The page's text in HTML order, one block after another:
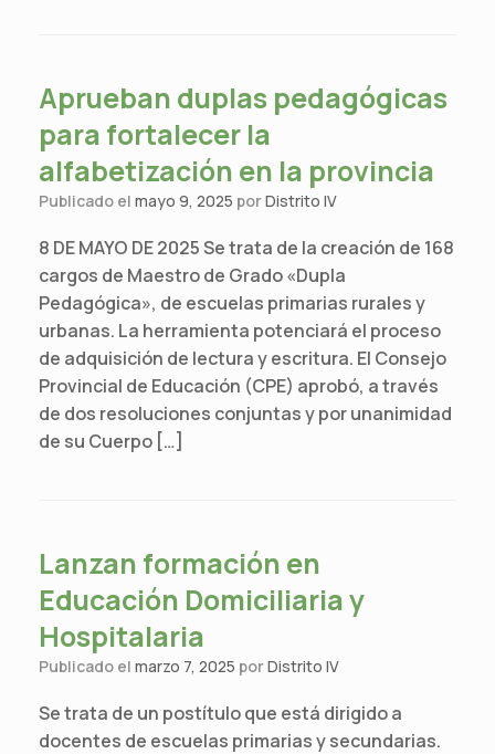
Aprueban duplas pedagógicas
para fortalecer la
alfabetización en la provincia
Publicado el mayo 9, 2025 porDistrito IV
8 DE MAYO DE 2025 Se trata de la creación de 168
cargos de Maestro de Grado «Dupla
Pedagógica», de escuelas primarias rurales y
urbanas. La herramienta potenciará el proceso
de adquisición de lectura y escritura. El Consejo
Provincial de Educación (CPE) aprobó, a través
de dos resoluciones conjuntas y por unanimidad
de su Cuerpo […]
Lanzan formación en
Educación Domiciliaria y
Hospitalaria
Publicado el marzo 7, 2025 porDistrito IV
Se trata de un postítulo que está dirigido a
docentes de escuelas primarias y secundarias.